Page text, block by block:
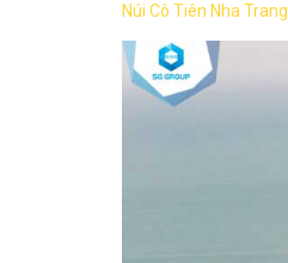
Núi Cô Tiên Nha Trang